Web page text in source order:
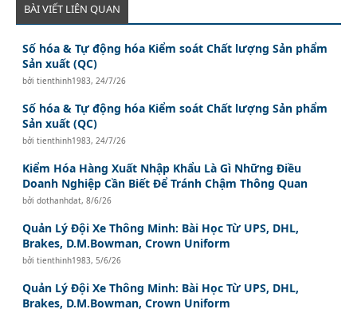
BÀI VIẾT LIÊN QUAN
Số hóa & Tự động hóa Kiểm soát Chất lượng Sản phẩm
Sản xuất (QC)
bởitienthinh1983, 24/7/26
Số hóa & Tự động hóa Kiểm soát Chất lượng Sản phẩm
Sản xuất (QC)
bởitienthinh1983, 24/7/26
Kiểm Hóa Hàng Xuất Nhập Khẩu Là Gì Những Điều
Doanh Nghiệp Cần Biết Để Tránh Chậm Thông Quan
bởidothanhdat,8/6/26
Quản Lý Đội Xe Thông Minh: Bài Học Từ UPS, DHL,
Brakes, D.M.Bowman, Crown Uniform
bởitienthinh1983, 5/6/26
Quản Lý Đội Xe Thông Minh: Bài Học Từ UPS, DHL,
Brakes, D.M.Bowman, Crown Uniform